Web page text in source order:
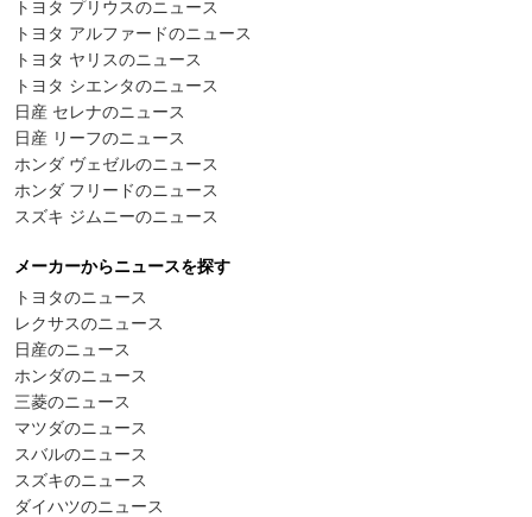
トヨタ プリウスのニュース
トヨタ アルファードのニュース
トヨタ ヤリスのニュース
トヨタ シエンタのニュース
日産 セレナのニュース
日産 リーフのニュース
ホンダ ヴェゼルのニュース
ホンダ フリードのニュース
スズキ ジムニーのニュース
メーカーからニュースを探す
トヨタのニュース
レクサスのニュース
日産のニュース
ホンダのニュース
三菱のニュース
マツダのニュース
スバルのニュース
スズキのニュース
ダイハツのニュース